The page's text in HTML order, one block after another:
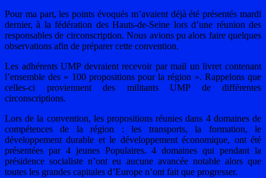
Pour ma part, les points évoqués m’avaient déjà été présentés mardi
dernier, à la fédération des Hauts-de-Seine lors d’une réunion des
responsables de circonscription. Nous avions pu alors faire quelques
observations afin de préparer cette convention.
Les adhérents UMP devraient recevoir par mail un livret contenant
l’ensemble des « 100 propositions pour la région ». Rappelons que
celles-ci proviennent des militants UMP de différentes
circonscriptions.
Lors de la convention, les propositions réunies dans 4 domaines de
compétences de la région : les transports, la formation, le
développement durable et le développement économique, ont été
présentées par 4 jeunes Populaires. 4 domaines qui pendant la
présidence socialiste n’ont eu aucune avancée notable alors que
toutes les grandes capitales d’Europe n’ont fait que progresser.